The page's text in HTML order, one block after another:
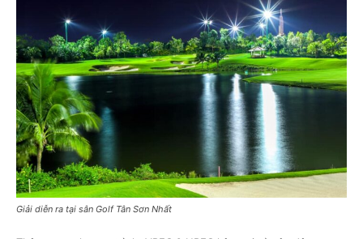
Giải diễn ra tại sân Golf Tân Sơn Nhất